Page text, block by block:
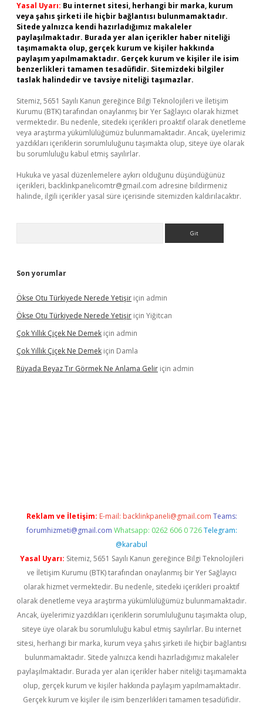
Yasal Uyarı: Bu internet sitesi, herhangi bir marka, kurum
veya şahıs şirketi ile hiçbir bağlantısı bulunmamaktadır.
Sitede yalnızca kendi hazırladığımız makaleler
paylaşılmaktadır. Burada yer alan içerikler haber niteliği
taşımamakta olup, gerçek kurum ve kişiler hakkında
paylaşım yapılmamaktadır. Gerçek kurum ve kişiler ile isim
benzerlikleri tamamen tesadüfidir. Sitemizdeki bilgiler
taslak halindedir ve tavsiye niteliği taşımazlar.
Sitemiz, 5651 Sayılı Kanun gereğince Bilgi Teknolojileri ve İletişim
Kurumu (BTK) tarafından onaylanmış bir Yer Sağlayıcı olarak hizmet
vermektedir. Bu nedenle, sitedeki içerikleri proaktif olarak denetleme
veya araştırma yükümlülüğümüz bulunmamaktadır. Ancak, üyelerimiz
yazdıkları içeriklerin sorumluluğunu taşımakta olup, siteye üye olarak
bu sorumluluğu kabul etmiş sayılırlar.
Hukuka ve yasal düzenlemelere aykırı olduğunu düşündüğünüz
içerikleri, backlinkpanelicomtr@gmail.com adresine bildirmeniz
halinde, ilgili içerikler yasal süre içerisinde sitemizden kaldırılacaktır.
Son yorumlar
Ökse Otu Türkiyede Nerede Yetişir için admin
Ökse Otu Türkiyede Nerede Yetişir için Yiğitcan
Çok Yıllık Çiçek Ne Demek için admin
Çok Yıllık Çiçek Ne Demek için Damla
Rüyada Beyaz Tır Görmek Ne Anlama Gelir için admin
Reklam ve İletişim: E-mail: backlinkpaneli@gmail.com Teams:
forumhizmeti@gmail.com Whatsapp: 0262 606 0 726 Telegram:
@karabul
Yasal Uyarı: Sitemiz, 5651 Sayılı Kanun gereğince Bilgi Teknolojileri
ve İletişim Kurumu (BTK) tarafından onaylanmış bir Yer Sağlayıcı
olarak hizmet vermektedir. Bu nedenle, sitedeki içerikleri proaktif
olarak denetleme veya araştırma yükümlülüğümüz bulunmamaktadır.
Ancak, üyelerimiz yazdıkları içeriklerin sorumluluğunu taşımakta olup,
siteye üye olarak bu sorumluluğu kabul etmiş sayılırlar. Bu internet
sitesi, herhangi bir marka, kurum veya şahıs şirketi ile hiçbir bağlantısı
bulunmamaktadır. Sitede yalnızca kendi hazırladığımız makaleler
paylaşılmaktadır. Burada yer alan içerikler haber niteliği taşımamakta
olup, gerçek kurum ve kişiler hakkında paylaşım yapılmamaktadır.
Gerçek kurum ve kişiler ile isim benzerlikleri tamamen tesadüfidir.